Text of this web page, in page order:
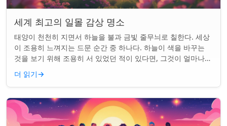
세계 최고의 일몰 감상 명소
태양이 천천히 지면서 하늘을 불과 금빛 줄무늬로 칠한다. 세상
이 조용히 느껴지는 드문 순간 중 하나다. 하늘이 색을 바꾸는
것을 보기 위해 조용히 서 있었던 적이 있다면, 그것이 얼마나
마법 같은 일인지 알 것이다....
더 읽기→